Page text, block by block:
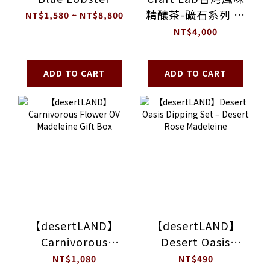
NT$1,580 ~ NT$8,800
ADD TO CART
精釀茶-礦石系列 全
組五入
NT$4,000
ADD TO CART
【desertLAND】
Carnivorous
Flower OV
NT$1,080
【desertLAND】
Desert Oasis
Dipping Set –
NT$490